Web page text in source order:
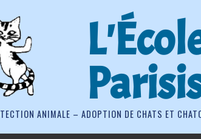
ANIMALE – ADOPTION DE CHATS ET